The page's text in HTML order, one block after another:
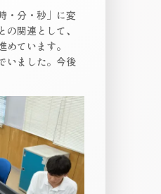
・分・秒」に変
関連として、
ています。
いました。今後